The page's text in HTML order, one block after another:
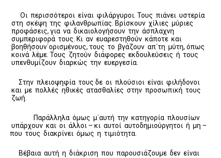
Οι περισσότεροι είναι φιλάργυροι. Τους πιάνει υστερία
στη σκέψη της φιλανθρωπίας. Βρίσκουν χίλιες μύριες
προφάσεις, για να δικαιολογήσουν την άσπλαχνη
συμπεριφορά τους. Κι αν ευαρεστηθούν κάποτε και
βοηθήσουν΄ορισμένους, τους το βγάζουν απ΄τη μύτη, όπως
κοινά λέμε. Τους ζητούν διάφορες εκδουλεύσεις ή τους
υπενθυμίζουν διαρκώς την ευεργεσία.
Στην πλειοψηφία τους δε οι πλούσιοι είναι φιλήδονοι
και με πολλές ηθικές ατασθαλίες στην προσωπική τους
ζωή.
Παράλληλα όμως μ΄αυτή την κατηγορία πλουσίων
υπάρχουν και οι άλλοι – κι αυτοί αυτοδημιούργητοι ή μη –
που τους διακρίνει όμως η τιμιότητα.
Βέβαια αυτή η διάκριση που παρουσιάζουμε δεν είναι